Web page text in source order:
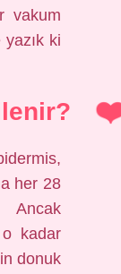
vakum
yazık ki
her 28
Ancak
o kadar
donuk